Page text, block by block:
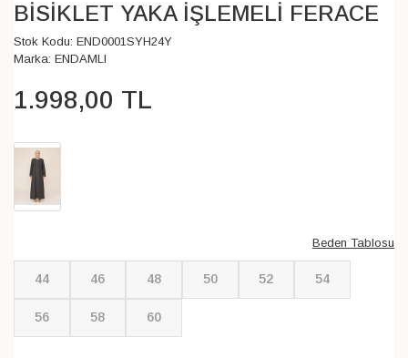
BİSİKLET YAKA İŞLEMELİ FERACE
Stok Kodu: END0001SYH24Y
Marka: ENDAMLI
1.998,00 TL
Beden Tablosu
44 46 48 50 52 54
56 58 60